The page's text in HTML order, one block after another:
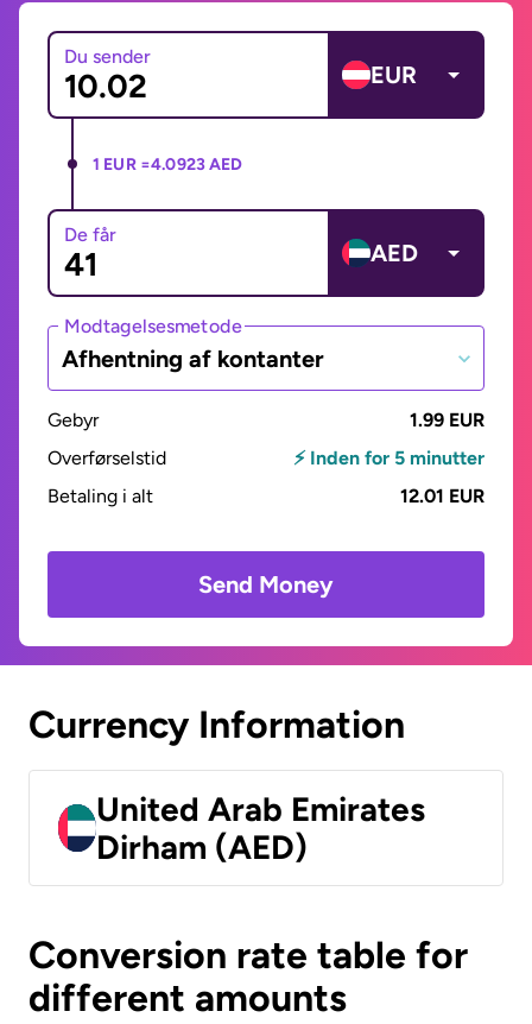
Du sender
EUR
1 EUR =4.0923 AED
De får
AED
Modtagelsesmetode
Afhentning af kontanter
Gebyr
1.99 EUR
Overførselstid
⚡ Inden for 5 minutter
Betaling i alt
12.01 EUR
Send Money
Currency Information
United Arab Emirates
Dirham (AED)
Conversion rate table for
different amounts